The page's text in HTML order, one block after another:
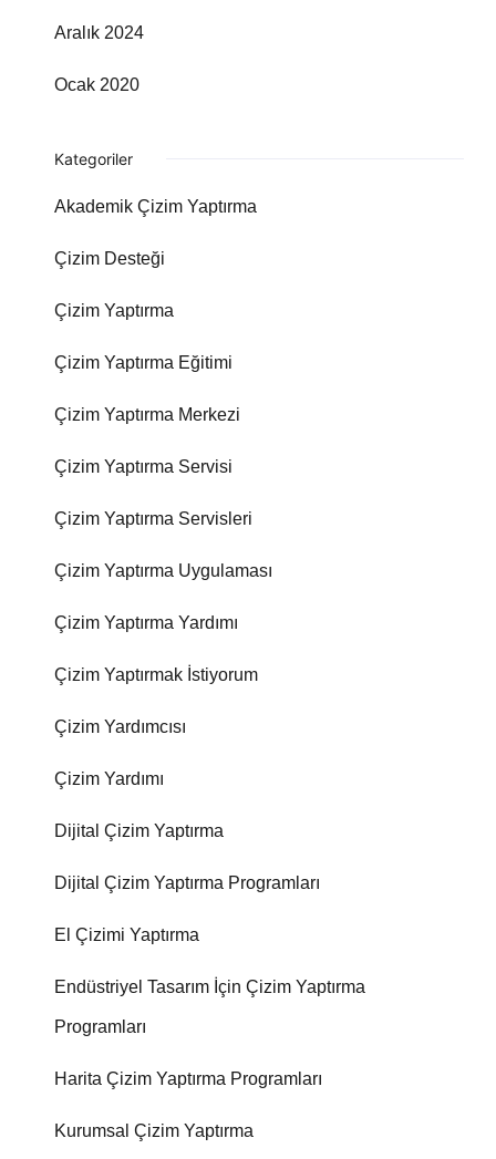
Aralık 2024
Ocak 2020
Kategoriler
Akademik Çizim Yaptırma
Çizim Desteği
Çizim Yaptırma
Çizim Yaptırma Eğitimi
Çizim Yaptırma Merkezi
Çizim Yaptırma Servisi
Çizim Yaptırma Servisleri
Çizim Yaptırma Uygulaması
Çizim Yaptırma Yardımı
Çizim Yaptırmak İstiyorum
Çizim Yardımcısı
Çizim Yardımı
Dijital Çizim Yaptırma
Dijital Çizim Yaptırma Programları
El Çizimi Yaptırma
Endüstriyel Tasarım İçin Çizim Yaptırma
Programları
Harita Çizim Yaptırma Programları
Kurumsal Çizim Yaptırma